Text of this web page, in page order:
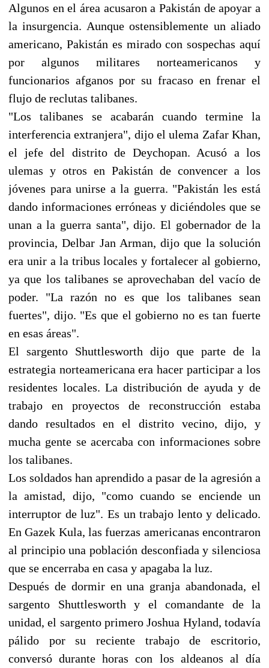
Algunos en el área acusaron a Pakistán de apoyar a
la insurgencia. Aunque ostensiblemente un aliado
americano, Pakistán es mirado con sospechas aquí
por algunos militares norteamericanos y
funcionarios afganos por su fracaso en frenar el
flujo de reclutas talibanes.
"Los talibanes se acabarán cuando termine la
interferencia extranjera", dijo el ulema Zafar Khan,
el jefe del distrito de Deychopan. Acusó a los
ulemas y otros en Pakistán de convencer a los
jóvenes para unirse a la guerra. "Pakistán les está
dando informaciones erróneas y diciéndoles que se
unan a la guerra santa", dijo. El gobernador de la
provincia, Delbar Jan Arman, dijo que la solución
era unir a la tribus locales y fortalecer al gobierno,
ya que los talibanes se aprovechaban del vacío de
poder. "La razón no es que los talibanes sean
fuertes", dijo. "Es que el gobierno no es tan fuerte
en esas áreas".
El sargento Shuttlesworth dijo que parte de la
estrategia norteamericana era hacer participar a los
residentes locales. La distribución de ayuda y de
trabajo en proyectos de reconstrucción estaba
dando resultados en el distrito vecino, dijo, y
mucha gente se acercaba con informaciones sobre
los talibanes.
Los soldados han aprendido a pasar de la agresión a
la amistad, dijo, "como cuando se enciende un
interruptor de luz". Es un trabajo lento y delicado.
En Gazek Kula, las fuerzas americanas encontraron
al principio una población desconfiada y silenciosa
que se encerraba en casa y apagaba la luz.
Después de dormir en una granja abandonada, el
sargento Shuttlesworth y el comandante de la
unidad, el sargento primero Joshua Hyland, todavía
pálido por su reciente trabajo de escritorio,
conversó durante horas con los aldeanos al día